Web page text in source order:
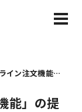
タベリーが「オンライン注文機能」の提供を開始し食材ショッピングアプリへ、あわせて2.5億円の第三者割当増資を実施しました。
能」の提